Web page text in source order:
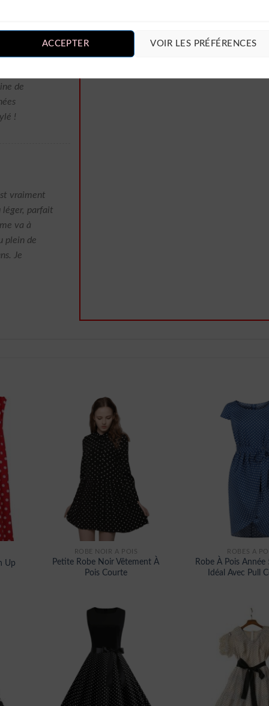
ACCEPTER VOIR LES PRÉFÉRENCES
de
!
vraiment
léger, parfait
va à
plein de
Je
Up
ROBE NOIR A POIS
Petite Robe Noir Vêtement À
Pois Courte
ROBES À
Robe À Pois Année
Idéal Avec Pull